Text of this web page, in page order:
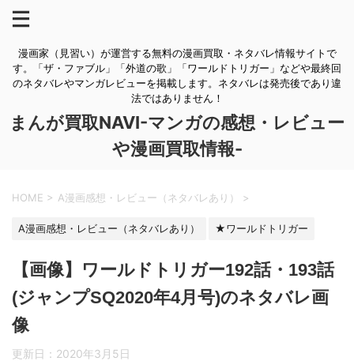
漫画家（見習い）が運営する無料の漫画買取・ネタバレ情報サイトで
す。「ザ・ファブル」「外道の歌」「ワールドトリガー」などや最終回
のネタバレやマンガレビューを掲載します。ネタバレは発売後であり違
法ではありません！
まんが買取NAVI-マンガの感想・レビュー
や漫画買取情報-
HOME > A漫画感想・レビュー（ネタバレあり） >
A漫画感想・レビュー（ネタバレあり） ★ワールドトリガー
【画像】ワールドトリガー192話・193話
(ジャンプSQ2020年4月号)のネタバレ画
像
更新日： 2020年3月5日